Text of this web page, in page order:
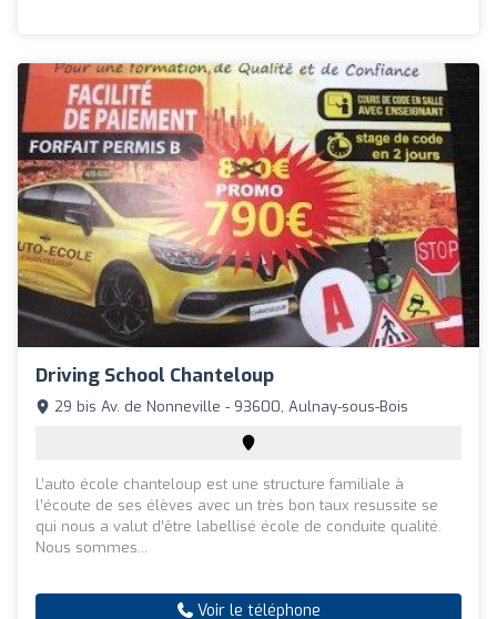
Driving School Chanteloup
29 bis Av. de Nonneville - 93600, Aulnay-sous-Bois
L’auto école chanteloup est une structure familiale à
l’écoute de ses élèves avec un très bon taux resussite se
qui nous a valut d’être labellisé école de conduite qualité.
Nous sommes...
Voir le téléphone